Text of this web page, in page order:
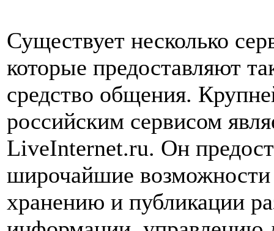
Существует несколько
которые предоставляют
средство общения.
российским сервисом
LiveInternet.ru. Он
широчайшие
хранению и публикации